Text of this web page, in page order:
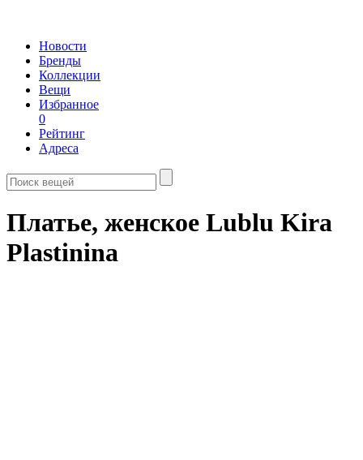
Новости
Бренды
Коллекции
Вещи
Избранное
0
Рейтинг
Адреса
Платье, женское Lublu Kira
Plastinina